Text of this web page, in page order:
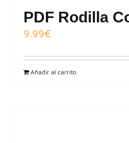
PDF Rodilla
9.99€
Añadir al carrito